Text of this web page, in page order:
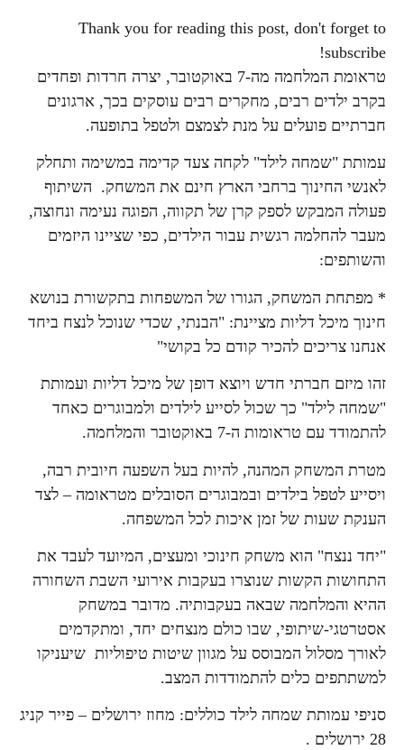
Thank you for reading this post, don't forget to
subscribe!
טראומת המלחמה מה-7 באוקטובר, יצרה חרדות ופחדים
בקרב ילדים רבים, מחקרים רבים עוסקים בכך, ארגונים
חברתיים פועלים על מנת לצמצם ולטפל בתופעה.
עמותת "שמחה לילד" לקחה צעד קדימה במשימה ותחלק
לאנשי החינוך ברחבי הארץ חינם את המשחק. השיתוף
פעולה המבקש לספק קרן של תקווה, הפוגה נעימה ונחוצה,
מעבר להחלמה רגשית עבור הילדים, כפי שציינו היזמים
והשותפים:
* מפתחת המשחק, הגורו של המשפחות בתקשורת בנושא
חינוך מיכל דליות מציינת: "הבנתי, שכדי שנוכל לנצח ביחד
אנחנו צריכים להכיר קודם כל בקושי"
זהו מיזם חברתי חדש ויוצא דופן של מיכל דליות ועמותת
"שמחה לילד" כך שכול לסייע לילדים ולמבוגרים כאחד
להתמודד עם טראומות ה-7 באוקטובר והמלחמה.
מטרת המשחק המהנה, להיות בעל השפעה חיובית רבה,
ויסייע לטפל בילדים ובמבוגרים הסובלים מטראומה – לצד
הענקת שעות של זמן איכות לכל המשפחה.
"יחד ננצח" הוא משחק חינוכי ומעצים, המיועד לעבד את
התחושות הקשות שנוצרו בעקבות אירועי השבת השחורה
ההיא והמלחמה שבאה בעקבותיה. מדובר במשחק
אסטרטגי-שיתופי, שבו כולם מנצחים יחד, ומתקדמים
לאורך מסלול המבוסס על מגוון שיטות טיפוליות שיעניקו
למשתתפים כלים להתמודדות המצב.
סניפי עמותת שמחה לילד כוללים: מחוז ירושלים – פייר קניג
28 ירושלים .